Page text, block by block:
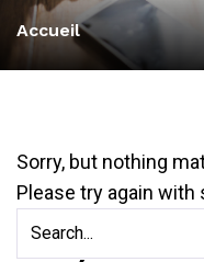
Accueil
Sorry, but nothing
Please try again